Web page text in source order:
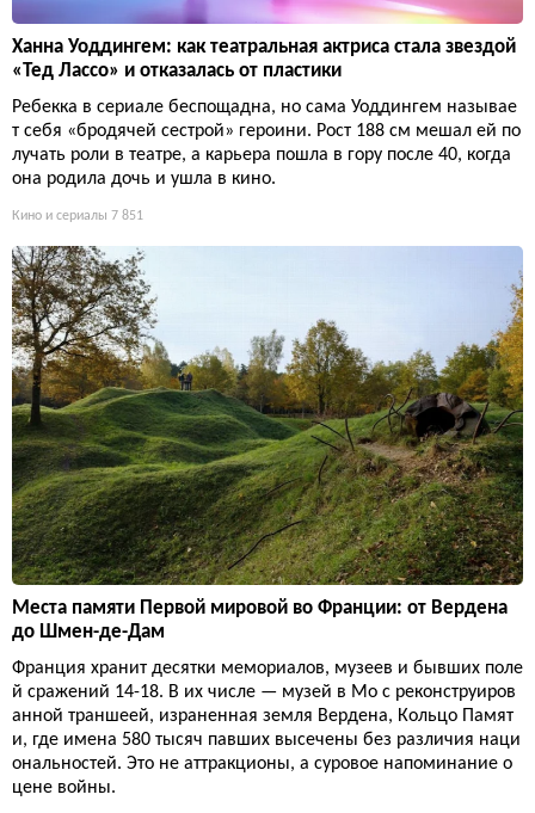
Ханна Уоддингем: как театральная актриса стала звездой
«Тед Лассо» и отказалась от пластики
Ребекка в сериале беспощадна, но сама Уоддингем называе
т себя «бродячей сестрой» героини. Рост 188 см мешал ей по
лучать роли в театре, а карьера пошла в гору после 40, когда
она родила дочь и ушла в кино.
Кино и сериалы 7 851
Места памяти Первой мировой во Франции: от Вердена
до Шмен-де-Дам
Франция хранит десятки мемориалов, музеев и бывших поле
й сражений 14-18. В их числе — музей в Мо с реконструиров
анной траншеей, израненная земля Вердена, Кольцо Памят
и, где имена 580 тысяч павших высечены без различия наци
ональностей. Это не аттракционы, а суровое напоминание о
цене войны.